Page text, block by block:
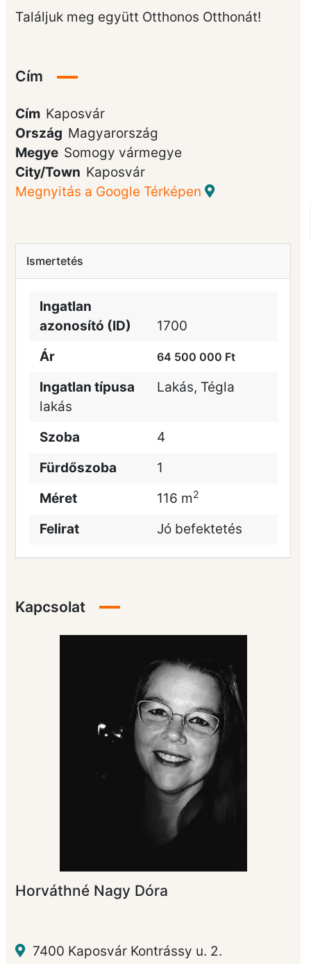
Találjuk meg együtt Otthonos Otthonát!
Cím
Cím Kaposvár
Ország Magyarország
Megye Somogy vármegye
City/Town Kaposvár
Megnyitás a Google Térképen
Ismertetés
Ingatlan
azonosító (ID)
1700
Ár
64 500 000 Ft
Ingatlan típusa Lakás, Tégla
lakás
Szoba
4
Fürdőszoba
1
Méret
116 m2
Felirat Jó befektetés
Kapcsolat
Horváthné Nagy Dóra
7400 Kaposvár Kontrássy u. 2.